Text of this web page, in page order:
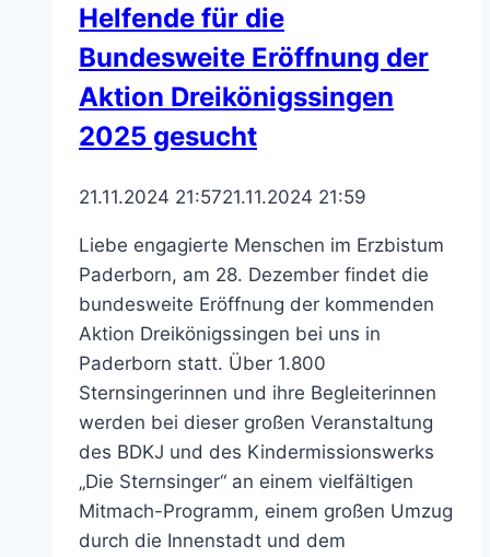
Gastfamilienbesuche
zeigen
spannende
Einblicke
Helfende für die
Bundesweite Eröffnung der
Aktion Dreikönigssingen
2025 gesucht
21.11.2024 21:5721.11.2024 21:59
Liebe engagierte Menschen im Erzbistum
Paderborn, am 28. Dezember findet die
bundesweite Eröffnung der kommenden
Aktion Dreikönigssingen bei uns in
Paderborn statt. Über 1.800
Sternsingerinnen und ihre Begleiterinnen
werden bei dieser großen Veranstaltung
des BDKJ und des Kindermissionswerks
„Die Sternsinger“ an einem vielfältigen
Mitmach-Programm, einem großen Umzug
durch die Innenstadt und dem